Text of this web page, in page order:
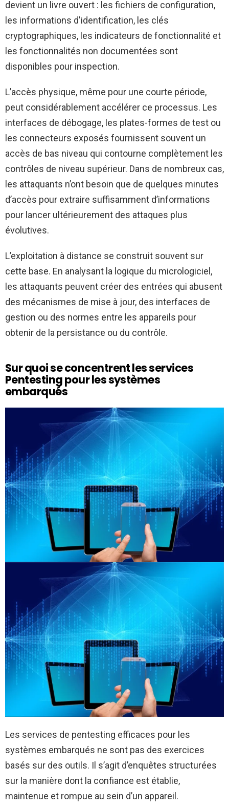
devient un livre ouvert : les fichiers de configuration,
les informations d'identification, les clés
cryptographiques, les indicateurs de fonctionnalité et
les fonctionnalités non documentées sont
disponibles pour inspection.
L’accès physique, même pour une courte période,
peut considérablement accélérer ce processus. Les
interfaces de débogage, les plates-formes de test ou
les connecteurs exposés fournissent souvent un
accès de bas niveau qui contourne complètement les
contrôles de niveau supérieur. Dans de nombreux cas,
les attaquants n’ont besoin que de quelques minutes
d’accès pour extraire suffisamment d’informations
pour lancer ultérieurement des attaques plus
évolutives.
L’exploitation à distance se construit souvent sur
cette base. En analysant la logique du micrologiciel,
les attaquants peuvent créer des entrées qui abusent
des mécanismes de mise à jour, des interfaces de
gestion ou des normes entre les appareils pour
obtenir de la persistance ou du contrôle.
Sur quoi se concentrent les services
Pentesting pour les systèmes
embarqués
Les services de pentesting efficaces pour les
systèmes embarqués ne sont pas des exercices
basés sur des outils. Il s’agit d’enquêtes structurées
sur la manière dont la confiance est établie,
maintenue et rompue au sein d’un appareil.